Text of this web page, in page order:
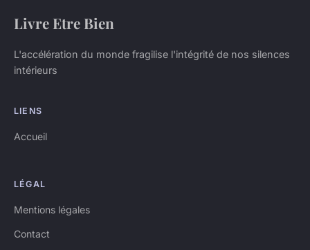
Livre Etre Bien
L'accélération du monde fragilise l'intégrité de nos silences
intérieurs
LIENS
Accueil
LÉGAL
Mentions légales
Contact